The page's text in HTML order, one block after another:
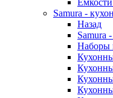
Samura -
Назад
Samura
Наборы